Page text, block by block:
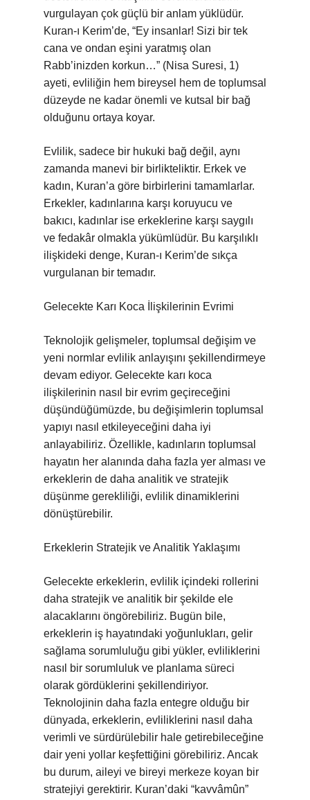
vurgulayan çok güçlü bir anlam yüklüdür.
Kuran-ı Kerim’de, “Ey insanlar! Sizi bir tek
cana ve ondan eşini yaratmış olan
Rabb’inizden korkun…” (Nisa Suresi, 1)
ayeti, evliliğin hem bireysel hem de toplumsal
düzeyde ne kadar önemli ve kutsal bir bağ
olduğunu ortaya koyar.
Evlilik, sadece bir hukuki bağ değil, aynı
zamanda manevi bir birlikteliktir. Erkek ve
kadın, Kuran’a göre birbirlerini tamamlarlar.
Erkekler, kadınlarına karşı koruyucu ve
bakıcı, kadınlar ise erkeklerine karşı saygılı
ve fedakâr olmakla yükümlüdür. Bu karşılıklı
ilişkideki denge, Kuran-ı Kerim’de sıkça
vurgulanan bir temadır.
Gelecekte Karı Koca İlişkilerinin Evrimi
Teknolojik gelişmeler, toplumsal değişim ve
yeni normlar evlilik anlayışını şekillendirmeye
devam ediyor. Gelecekte karı koca
ilişkilerinin nasıl bir evrim geçireceğini
düşündüğümüzde, bu değişimlerin toplumsal
yapıyı nasıl etkileyeceğini daha iyi
anlayabiliriz. Özellikle, kadınların toplumsal
hayatın her alanında daha fazla yer alması ve
erkeklerin de daha analitik ve stratejik
düşünme gerekliliği, evlilik dinamiklerini
dönüştürebilir.
Erkeklerin Stratejik ve Analitik Yaklaşımı
Gelecekte erkeklerin, evlilik içindeki rollerini
daha stratejik ve analitik bir şekilde ele
alacaklarını öngörebiliriz. Bugün bile,
erkeklerin iş hayatındaki yoğunlukları, gelir
sağlama sorumluluğu gibi yükler, evliliklerini
nasıl bir sorumluluk ve planlama süreci
olarak gördüklerini şekillendiriyor.
Teknolojinin daha fazla entegre olduğu bir
dünyada, erkeklerin, evliliklerini nasıl daha
verimli ve sürdürülebilir hale getirebileceğine
dair yeni yollar keşfettiğini görebiliriz. Ancak
bu durum, aileyi ve bireyi merkeze koyan bir
stratejiyi gerektirir. Kuran’daki “kavvâmûn”